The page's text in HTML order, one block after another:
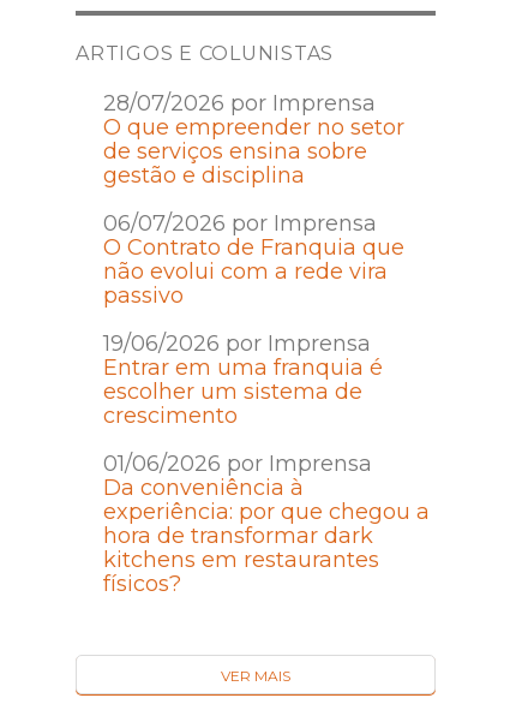
ARTIGOS E COLUNISTAS
28/07/2026 por Imprensa
O que empreender no setor
de serviços ensina sobre
gestão e disciplina
06/07/2026 por Imprensa
O Contrato de Franquia que
não evolui com a rede vira
passivo
19/06/2026 por Imprensa
Entrar em uma franquia é
escolher um sistema de
crescimento
01/06/2026 por Imprensa
Da conveniência à
experiência: por que chegou a
hora de transformar dark
kitchens em restaurantes
físicos?
VER MAIS